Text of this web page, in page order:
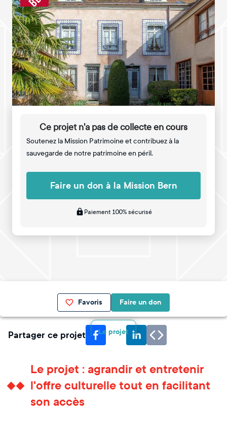
Ce projet n'a pas de collecte en cours
Soutenez la Mission Patrimoine et contribuez à la
sauvegarde de notre patrimoine en péril.
Faire un don à la Mission Bern
Paiement 100% sécurisé
Favoris Faire un don
Le projet
Partager ce projet
Le projet : agrandir et entretenir
l'offre culturelle tout en facilitant
son accès